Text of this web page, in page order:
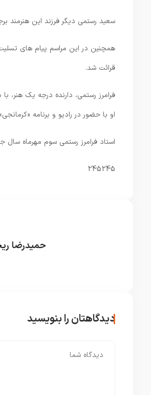
سعید رستمی دیگر فرزند این هنرمند
همچنین در این مراسم پیام های
قرائت شد.
او با حضور در رادیو و برنامه
استاد فرامرز رستمی سوم مهرماه سال جاری در سن ۸۱ سالگی بر اثر بیماری
245245
حمیدرضا
دیدگاهتان را بنویسید